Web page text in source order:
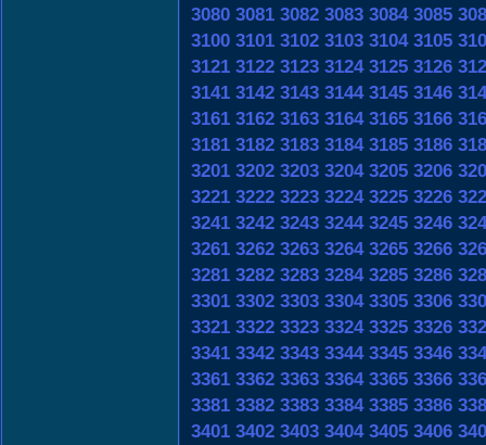
3080 3081 3082 3083 3084 3085
3100 3101 3102 3103 3104 3105
3121 3122 3123 3124 3125 3126
3141 3142 3143 3144 3145 3146
3161 3162 3163 3164 3165 3166
3181 3182 3183 3184 3185 3186
3201 3202 3203 3204 3205 3206
3221 3222 3223 3224 3225 3226
3241 3242 3243 3244 3245 3246
3261 3262 3263 3264 3265 3266
3281 3282 3283 3284 3285 3286
3301 3302 3303 3304 3305 3306
3321 3322 3323 3324 3325 3326
3341 3342 3343 3344 3345 3346
3361 3362 3363 3364 3365 3366
3381 3382 3383 3384 3385 3386
3401 3402 3403 3404 3405 3406